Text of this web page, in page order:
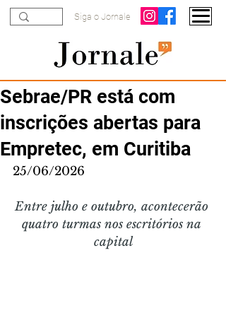
Siga o Jornale
Sebrae/PR está com
inscrições abertas para
Empretec, em Curitiba
25/06/2026
Entre julho e outubro, acontecerão
quatro turmas nos escritórios na
capital